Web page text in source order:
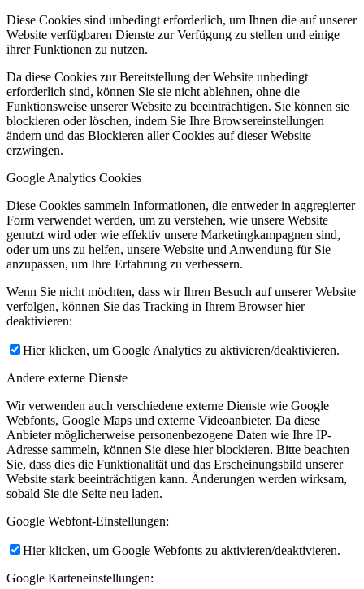
Diese Cookies sind unbedingt erforderlich, um Ihnen die auf unserer
Website verfügbaren Dienste zur Verfügung zu stellen und einige
ihrer Funktionen zu nutzen.
Da diese Cookies zur Bereitstellung der Website unbedingt
erforderlich sind, können Sie sie nicht ablehnen, ohne die
Funktionsweise unserer Website zu beeinträchtigen. Sie können sie
blockieren oder löschen, indem Sie Ihre Browsereinstellungen
ändern und das Blockieren aller Cookies auf dieser Website
erzwingen.
Google Analytics Cookies
Diese Cookies sammeln Informationen, die entweder in aggregierter
Form verwendet werden, um zu verstehen, wie unsere Website
genutzt wird oder wie effektiv unsere Marketingkampagnen sind,
oder um uns zu helfen, unsere Website und Anwendung für Sie
anzupassen, um Ihre Erfahrung zu verbessern.
Wenn Sie nicht möchten, dass wir Ihren Besuch auf unserer Website
verfolgen, können Sie das Tracking in Ihrem Browser hier
deaktivieren:
Hier klicken, um Google Analytics zu aktivieren/deaktivieren.
Andere externe Dienste
Wir verwenden auch verschiedene externe Dienste wie Google
Webfonts, Google Maps und externe Videoanbieter. Da diese
Anbieter möglicherweise personenbezogene Daten wie Ihre IP-
Adresse sammeln, können Sie diese hier blockieren. Bitte beachten
Sie, dass dies die Funktionalität und das Erscheinungsbild unserer
Website stark beeinträchtigen kann. Änderungen werden wirksam,
sobald Sie die Seite neu laden.
Google Webfont-Einstellungen:
Hier klicken, um Google Webfonts zu aktivieren/deaktivieren.
Google Karteneinstellungen: